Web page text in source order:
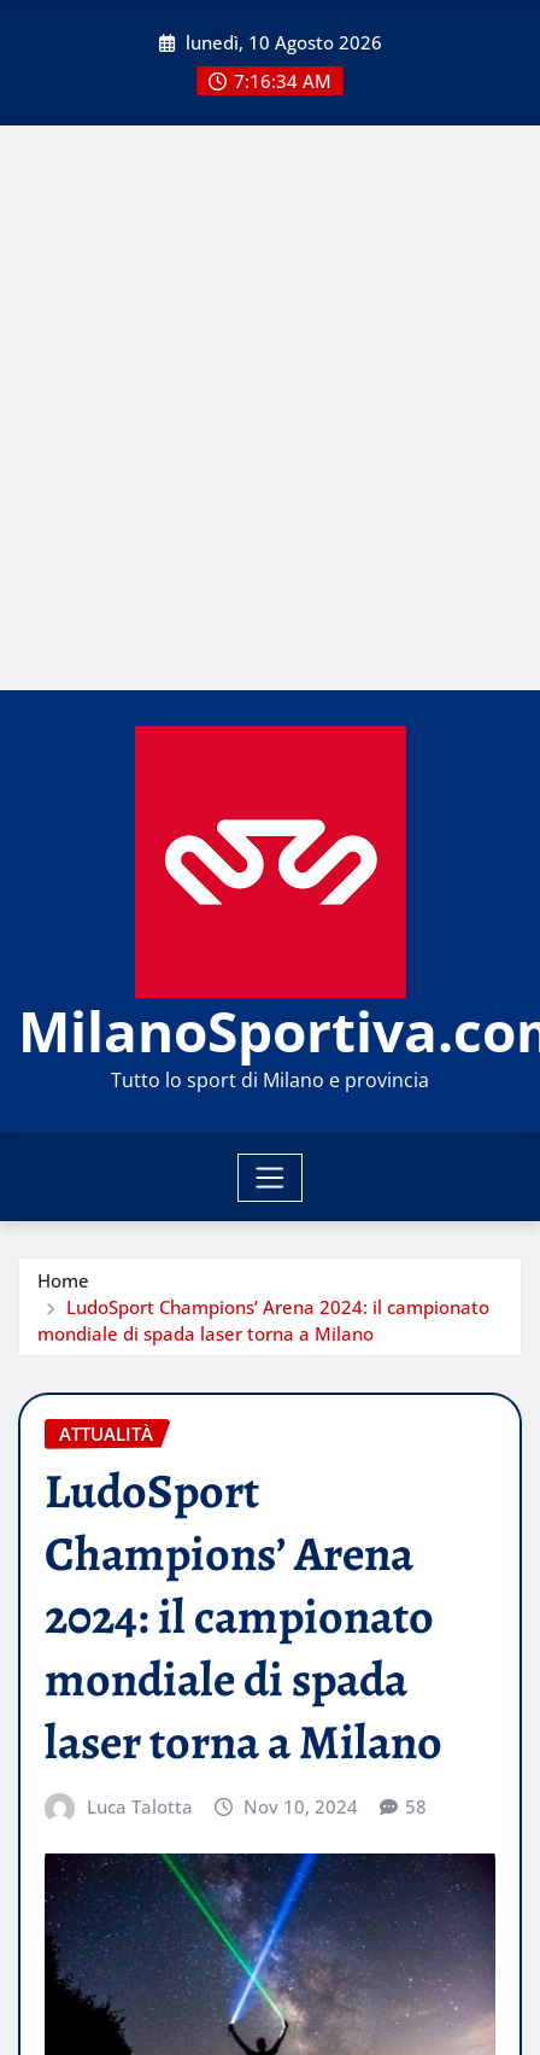
lunedì, 10 Agosto 2026
7:16:35 AM
Tutto lo sport di Milano e provincia
Home
LudoSport Champions’ Arena 2024: il campionato
mondiale di spada laser torna a Milano
ATTUALITÀ
LudoSport
Champions’ Arena
2024: il campionato
mondiale di spada
laser torna a Milano
Luca Talotta Nov 10, 2024 58